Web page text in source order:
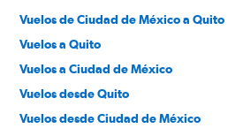
Vuelos de Ciudad de México a Quito
Vuelos a Quito
Vuelos a Ciudad de México
Vuelos desde Quito
Vuelos desde Ciudad de México